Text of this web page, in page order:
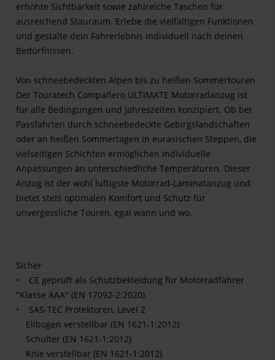
erhöhte Sichtbarkeit sowie zahlreiche Taschen für
ausreichend Stauraum. Erlebe die vielfältigen Funktionen
und gestalte dein Fahrerlebnis individuell nach deinen
Bedürfnissen.
Von schneebedeckten Alpen bis zu heißen Sommertouren
Der Touratech Compañero ULTIMATE Motorradanzug ist
für alle Bedingungen und Jahreszeiten konzipiert. Ob bei
Passfahrten durch schneebedeckte Gebirgslandschaften
oder an heißen Sommertagen in eurasischen Steppen, die
vielseitigen Schichten ermöglichen individuelle
Anpassungen an unterschiedliche Temperaturen. Dieser
Anzug ist der wohl luftigste Motorrad-Laminatanzug und
bietet stets optimalen Komfort und Schutz für
unvergessliche Touren, egal wann und wo.
Sicher
• CE geprüft als Schutzbekleidung für Motorradfahrer
"Klasse AAA" (EN 17092-2:2020)
• SAS-TEC Protektoren, Level 2
Ellbogen verstellbar (EN 1621-1:2012)
Schulter (EN 1621-1:2012)
Knie verstellbar (EN 1621-1:2012)